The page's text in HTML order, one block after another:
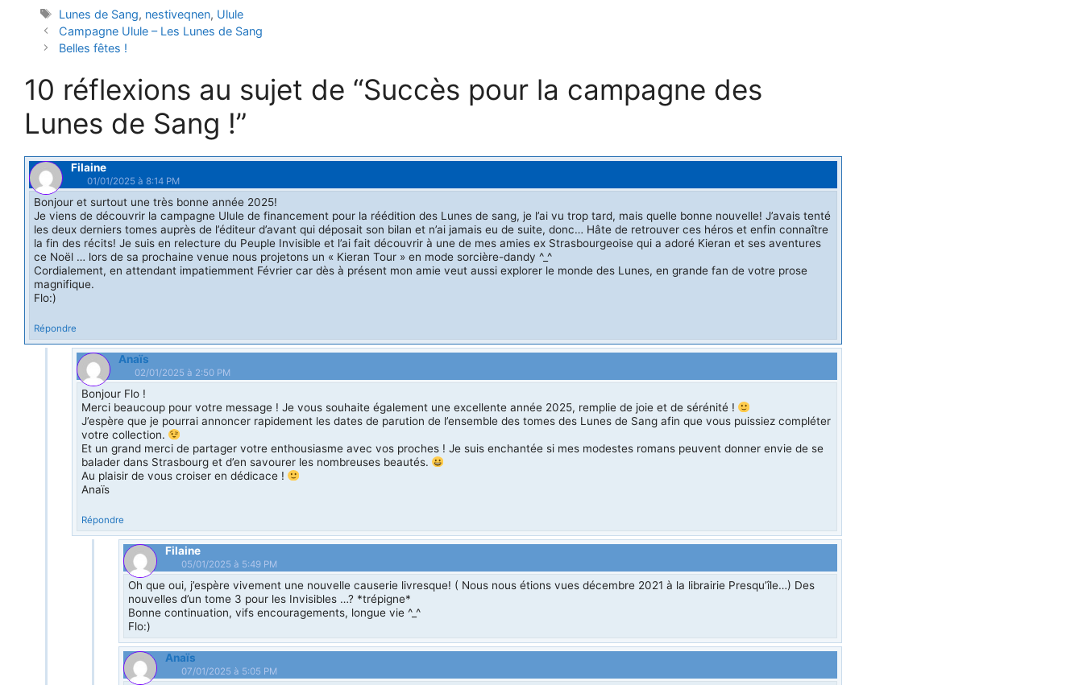
e
o
t
t
r
t
e
e
i
t
e
Étiquettes
Lunes de Sang, nestiveqnen, Ulule
Campagne Ulule – Les Lunes de Sang
Belles fêtes !
10 réflexions au sujet de “Succès pour la campagne des
Lunes de Sang !”
Filaine
01/01/2025 à 8:14 PM
Bonjour et surtout une très bonne année 2025!
Je viens de découvrir la campagne Ulule de financement pour la réédition des Lunes de sang, je l’ai vu trop tard, mais quelle bonne nouvelle! J’avais tenté
les deux derniers tomes auprès de l’éditeur d’avant qui déposait son bilan et n’ai jamais eu de suite, donc… Hâte de retrouver ces héros et enfin connaître
la fin des récits! Je suis en relecture du Peuple Invisible et l’ai fait découvrir à une de mes amies ex Strasbourgeoise qui a adoré Kieran et ses aventures
ce Noël … lors de sa prochaine venue nous projetons un « Kieran Tour » en mode sorcière-dandy ^_^
Cordialement, en attendant impatiemment Février car dès à présent mon amie veut aussi explorer le monde des Lunes, en grande fan de votre prose
magnifique.
Flo:)
Répondre
Anaïs
02/01/2025 à 2:50 PM
Bonjour Flo !
Merci beaucoup pour votre message ! Je vous souhaite également une excellente année 2025, remplie de joie et de sérénité !
J’espère que je pourrai annoncer rapidement les dates de parution de l’ensemble des tomes des Lunes de Sang afin que vous puissiez compléter
votre collection.
Et un grand merci de partager votre enthousiasme avec vos proches ! Je suis enchantée si mes modestes romans peuvent donner envie de se
balader dans Strasbourg et d’en savourer les nombreuses beautés.
Au plaisir de vous croiser en dédicace !
Anaïs
Répondre
Filaine
05/01/2025 à 5:49 PM
Oh que oui, j’espère vivement une nouvelle causerie livresque! ( Nous nous étions vues décembre 2021 à la librairie Presqu’île…) Des
nouvelles d’un tome 3 pour les Invisibles …? *trépigne*
Bonne continuation, vifs encouragements, longue vie ^_^
Flo:)
Anaïs
07/01/2025 à 5:05 PM